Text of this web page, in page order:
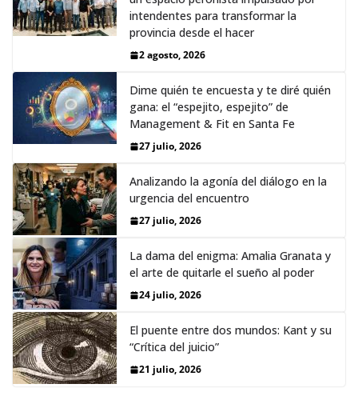
intendentes para transformar la
provincia desde el hacer
2 agosto, 2026
Dime quién te encuesta y te diré quién
gana: el “espejito, espejito” de
Management & Fit en Santa Fe
27 julio, 2026
Analizando la agonía del diálogo en la
urgencia del encuentro
27 julio, 2026
La dama del enigma: Amalia Granata y
el arte de quitarle el sueño al poder
24 julio, 2026
El puente entre dos mundos: Kant y su
“Crítica del juicio”
21 julio, 2026